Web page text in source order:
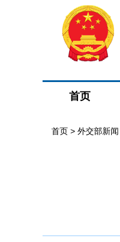
首页
首页 > 外交部新闻